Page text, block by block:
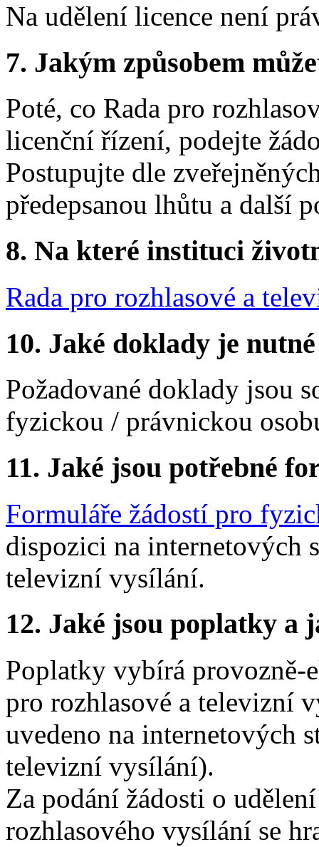
Na udělení licence není
7. Jakým způsobem
Poté, co Rada pro
licenční řízení, podejte
Postupujte dle
předepsanou lhůtu a další
8. Na které instituci
Rada pro rozhlasové a
10. Jaké doklady je
Požadované doklady jsou
fyzickou / právnickou
11. Jaké jsou potřebné
Formuláře žádostí pro
dispozici na internetových
televizní vysílání.
12. Jaké jsou poplatky a
Poplatky vybírá provozně-
pro rozhlasové a televizní
uvedeno na internetových
televizní vysílání).
Za podání žádosti o
rozhlasového vysílání se